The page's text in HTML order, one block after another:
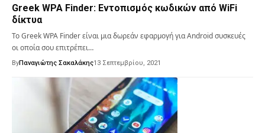
Greek WPA Finder: Εντοπισμός κωδικών από WiFi
δίκτυα
Το Greek WPA Finder είναι μια δωρεάν εφαρμογή για Android συσκευές
οι οποία σου επιτρέπει…
ByΠαναγιώτης Σακαλάκης13 Σεπτεμβρίου, 2021